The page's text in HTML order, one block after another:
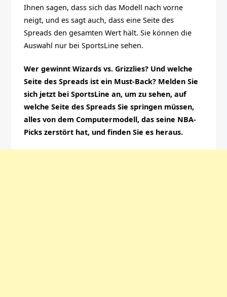
Ihnen sagen, dass sich das Modell nach vorne
neigt, und es sagt auch, dass eine Seite des
Spreads den gesamten Wert hält. Sie können die
Auswahl nur bei SportsLine sehen.
Wer gewinnt Wizards vs. Grizzlies? Und welche
Seite des Spreads ist ein Must-Back? Melden Sie
sich jetzt bei SportsLine an, um zu sehen, auf
welche Seite des Spreads Sie springen müssen,
alles von dem Computermodell, das seine NBA-
Picks zerstört hat, und finden Sie es heraus.